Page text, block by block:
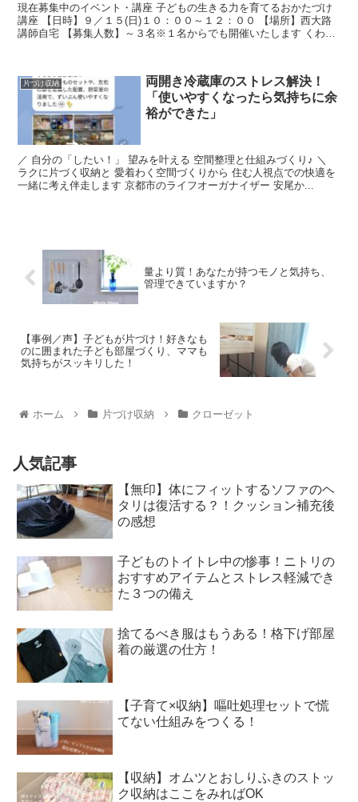
現在募集中のイベント・講座 子どもの生きる力を育てるおかたづけ
講座 【日時】９／１５(日)１０：００～１２：００ 【場所】西大路
講師自宅 【募集人数】～３名※１名からでも開催いたします くわし
片づけ収納
両開き冷蔵庫のストレス解決！
「使いやすくなったら気持ちに余
裕ができた」
／ 自分の「したい！」 望みを叶える 空間整理と仕組みづくり♪ ＼
ラクに片づく収納と 愛着わく空間づくりから 住む人視点での快適を
一緒に考え伴走します 京都市のライフオーガナイザー 安尾か...
量より質！あなたが持つモノと気持ち、
管理できていますか？
【事例／声】子どもが片づけ！好きなも
のに囲まれた子ども部屋づくり、ママも
気持ちがスッキリした！
ホーム 片づけ収納 クローゼット
人気記事
【無印】体にフィットするソファのヘ
タリは復活する？！クッション補充後
の感想
子どものトイトレ中の惨事！ニトリの
おすすめアイテムとストレス軽減でき
た３つの備え
捨てるべき服はもうある！格下げ部屋
着の厳選の仕方！
【子育て×収納】嘔吐処理セットで慌
てない仕組みをつくる！
【収納】オムツとおしりふきのストッ
ク収納はここをみればOK